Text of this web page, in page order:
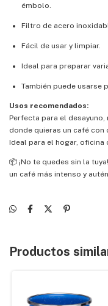
émbolo.
Filtro de acero
Fácil de usar y limpiar.
Ideal para preparar
También puede usarse
Usos recomendados:
Perfecta para el
donde quieras un café
Ideal para el hogar, oficina
📦 ¡No te quedes sin la
un café más intenso y
Productos